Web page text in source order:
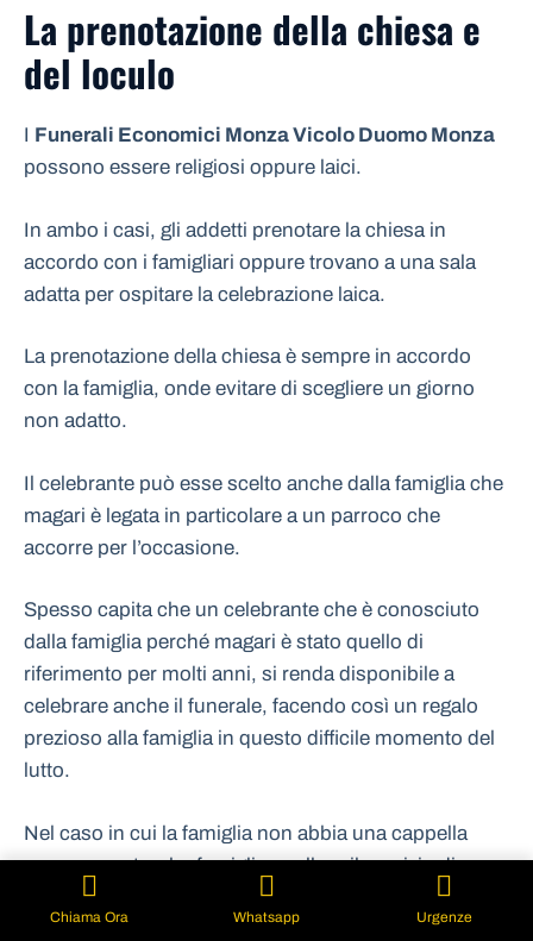
La prenotazione della chiesa e
del loculo
I Funerali Economici Monza Vicolo Duomo Monza
possono essere religiosi oppure laici.
In ambo i casi, gli addetti prenotare la chiesa in
accordo con i famigliari oppure trovano a una sala
adatta per ospitare la celebrazione laica.
La prenotazione della chiesa è sempre in accordo
con la famiglia, onde evitare di scegliere un giorno
non adatto.
Il celebrante può esse scelto anche dalla famiglia che
magari è legata in particolare a un parroco che
accorre per l’occasione.
Spesso capita che un celebrante che è conosciuto
dalla famiglia perché magari è stato quello di
riferimento per molti anni, si renda disponibile a
celebrare anche il funerale, facendo così un regalo
prezioso alla famiglia in questo difficile momento del
lutto.
Nel caso in cui la famiglia non abbia una cappella
oppure una tomba famigliare, allora il servizio di
onrarne prevede anche la prenotazione del loculo
presso il campo santo.
Chiama Ora Whatsapp Urgenze